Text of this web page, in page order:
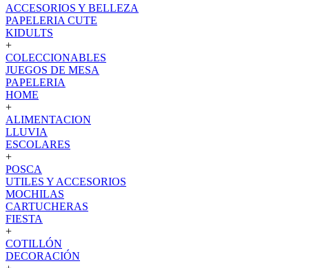
ACCESORIOS Y BELLEZA
PAPELERIA CUTE
KIDULTS
+
COLECCIONABLES
JUEGOS DE MESA
PAPELERIA
HOME
+
ALIMENTACION
LLUVIA
ESCOLARES
+
POSCA
UTILES Y ACCESORIOS
MOCHILAS
CARTUCHERAS
FIESTA
+
COTILLÓN
DECORACIÓN